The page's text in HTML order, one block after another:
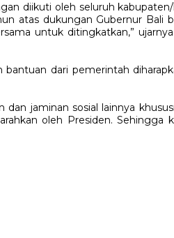
diikuti oleh seluruh
atas dukungan Gubernur Bali
untuk ditingkatkan,”
dari pemerintah
jaminan sosial lainnya
oleh Presiden. Sehingga